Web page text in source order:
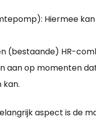
Hiermee
(bestaande) HR-
aan op momenten
kan.
aspect is de